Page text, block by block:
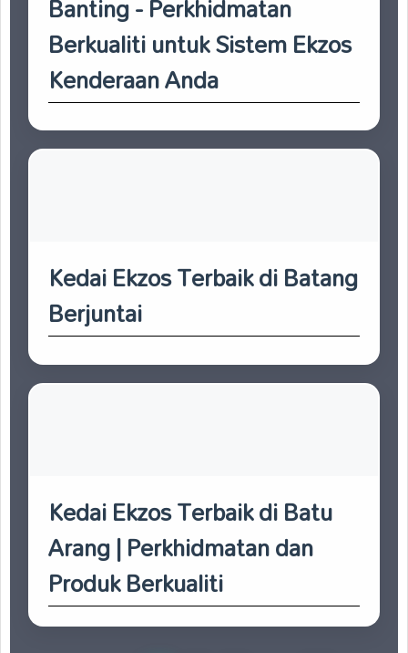
Berkualiti untuk Sistem Ekzos
Kenderaan Anda
Kedai Ekzos Terbaik di Batang
Berjuntai
Kedai Ekzos Terbaik di Batu
Arang | Perkhidmatan dan
Produk Berkualiti